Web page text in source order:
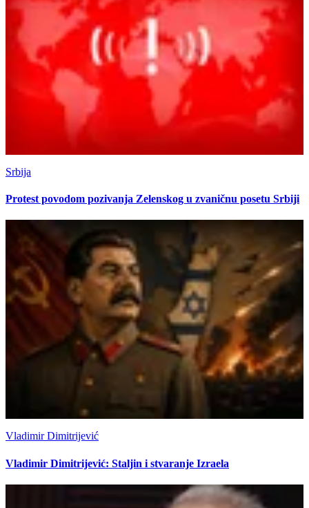
Srbija
Protest povodom pozivanja Zelenskog u zvaničnu posetu Srbiji
Vladimir Dimitrijević
Vladimir Dimitrijević: Staljin i stvaranje Izraela